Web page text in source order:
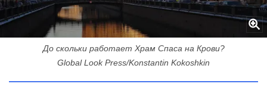
До скольки работает Храм Спаса на Крови?
Global Look Press/Konstantin Kokoshkin